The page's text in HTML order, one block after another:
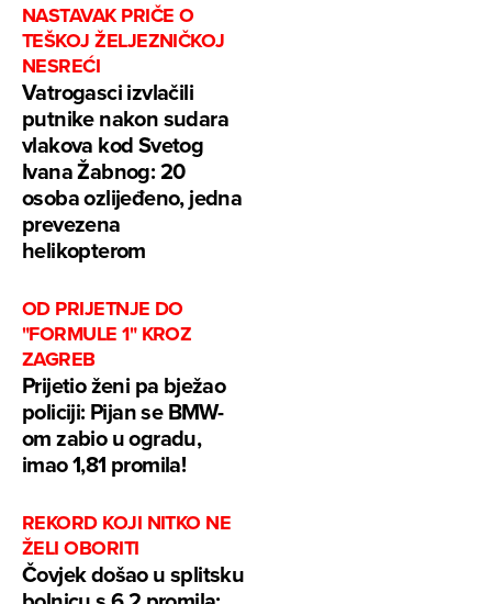
NASTAVAK PRIČE O
TEŠKOJ ŽELJEZNIČKOJ
NESREĆI
Vatrogasci izvlačili
putnike nakon sudara
vlakova kod Svetog
Ivana Žabnog: 20
osoba ozlijeđeno, jedna
prevezena
helikopterom
OD PRIJETNJE DO
"FORMULE 1" KROZ
ZAGREB
Prijetio ženi pa bježao
policiji: Pijan se BMW-
om zabio u ogradu,
imao 1,81 promila!
REKORD KOJI NITKO NE
ŽELI OBORITI
Čovjek došao u splitsku